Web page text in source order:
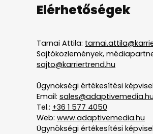
Elérhetőségek
Tarnai Attila:
Sajtóközlemények,
sajto@karriertrend.hu
Ügynökségi értékesítési
Email: sales@adaptivemedia.hu
Tel.: +36 1 577 4050
Web: www.adaptivemedia.hu
Ügynökségi értékesítési